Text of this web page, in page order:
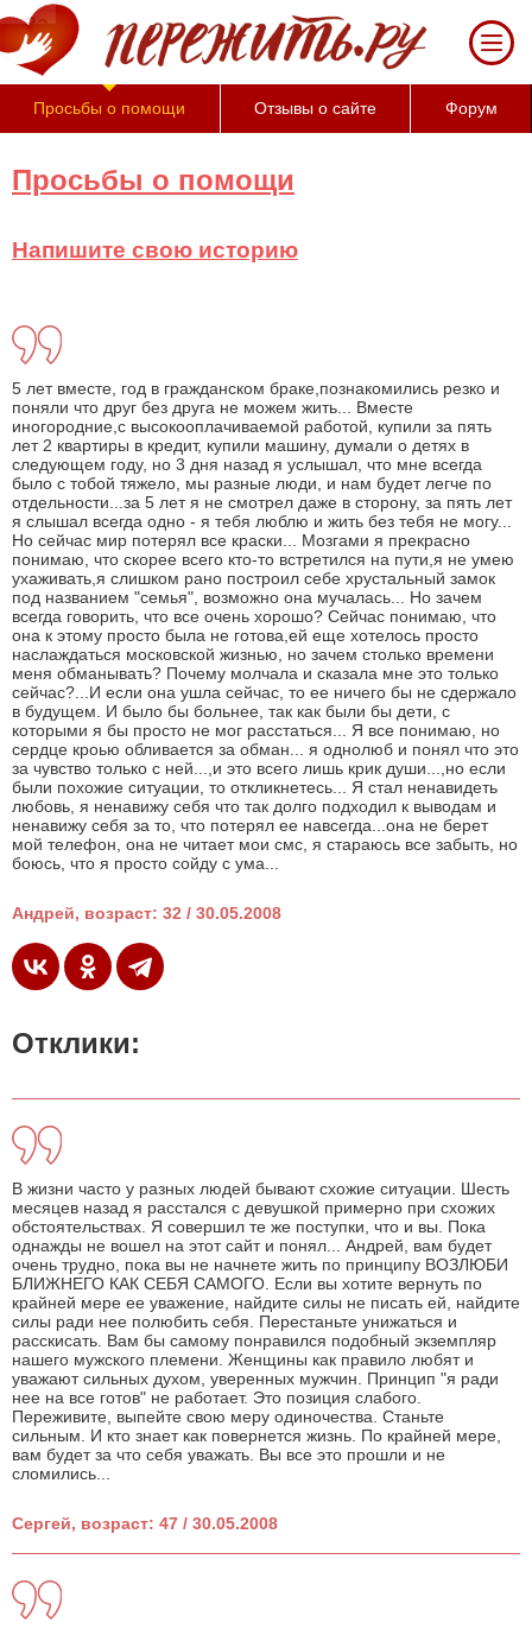
За 50 минут Вы можете оценить тяжесть
своего состояния и его психологические
причины (бесплатно)
Просьбы о помощи Отзывы о сайте Форум
Просьбы о помощи
Напишите свою историю
5 лет вместе, год в гражданском браке,познакомились резко и
поняли что друг без друга не можем жить... Вместе
иногородние,с высокооплачиваемой работой, купили за пять
лет 2 квартиры в кредит, купили машину, думали о детях в
следующем году, но 3 дня назад я услышал, что мне всегда
было с тобой тяжело, мы разные люди, и нам будет легче по
отдельности...за 5 лет я не смотрел даже в сторону, за пять лет
я слышал всегда одно - я тебя люблю и жить без тебя не могу...
Но сейчас мир потерял все краски... Мозгами я прекрасно
понимаю, что скорее всего кто-то встретился на пути,я не умею
ухаживать,я слишком рано построил себе хрустальный замок
под названием "семья", возможно она мучалась... Но зачем
всегда говорить, что все очень хорошо? Сейчас понимаю, что
она к этому просто была не готова,ей еще хотелось просто
наслаждаться московской жизнью, но зачем столько времени
меня обманывать? Почему молчала и сказала мне это только
сейчас?...И если она ушла сейчас, то ее ничего бы не сдержало
в будущем. И было бы больнее, так как были бы дети, с
которыми я бы просто не мог расстаться... Я все понимаю, но
сердце кроью обливается за обман... я однолюб и понял что это
за чувство только с ней...,и это всего лишь крик души...,но если
были похожие ситуации, то откликнетесь... Я стал ненавидеть
любовь, я ненавижу себя что так долго подходил к выводам и
ненавижу себя за то, что потерял ее навсегда...она не берет
мой телефон, она не читает мои смс, я стараюсь все забыть, но
боюсь, что я просто сойду с ума...
Андрей, возраст: 32 / 30.05.2008
Отклики:
В жизни часто у разных людей бывают схожие ситуации. Шесть
месяцев назад я расстался с девушкой примерно при схожих
обстоятельствах. Я совершил те же поступки, что и вы. Пока
однажды не вошел на этот сайт и понял... Андрей, вам будет
очень трудно, пока вы не начнете жить по принципу ВОЗЛЮБИ
БЛИЖНЕГО КАК СЕБЯ САМОГО. Если вы хотите вернуть по
крайней мере ее уважение, найдите силы не писать ей, найдите
силы ради нее полюбить себя. Перестаньте унижаться и
расскисать. Вам бы самому понравился подобный экземпляр
нашего мужского племени. Женщины как правило любят и
уважают сильных духом, уверенных мужчин. Принцип "я ради
нее на все готов" не работает. Это позиция слабого.
Переживите, выпейте свою меру одиночества. Станьте
сильным. И кто знает как повернется жизнь. По крайней мере,
вам будет за что себя уважать. Вы все это прошли и не
сломились...
Сергей, возраст: 47 / 30.05.2008